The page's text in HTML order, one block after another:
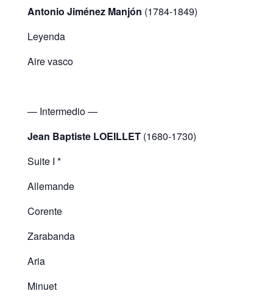
Antonio Jiménez Manjón (1784-1849)
Leyenda
Aire vasco
— Intermedio —
Jean Baptiste LOEILLET(1680-1730)
Suite I *
Allemande
Corente
Zarabanda
Aria
Minuet